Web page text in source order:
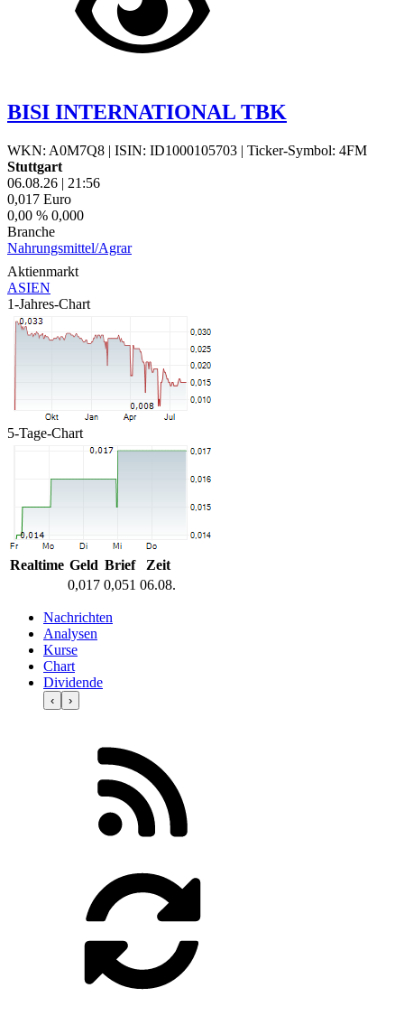
BISI INTERNATIONAL TBK
WKN: A0M7Q8 | ISIN: ID1000105703 | Ticker-Symbol: 4FM
Stuttgart
06.08.26 | 21:56
0,017 Euro
0,00 % 0,000
Branche
Nahrungsmittel/Agrar
Aktienmarkt
ASIEN
1-Jahres-Chart
5-Tage-Chart
Realtime Geld Brief
Zeit
0,017 0,051 06.08.
Nachrichten
Analysen
Kurse
Chart
Dividende
‹ ›